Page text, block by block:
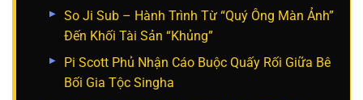
So Ji Sub – Hành Trình Từ “Quý Ông Màn Ảnh”
Đến Khối Tài Sản “Khủng”
Pi Scott Phủ Nhận Cáo Buộc Quấy Rối Giữa Bê
Bối Gia Tộc Singha